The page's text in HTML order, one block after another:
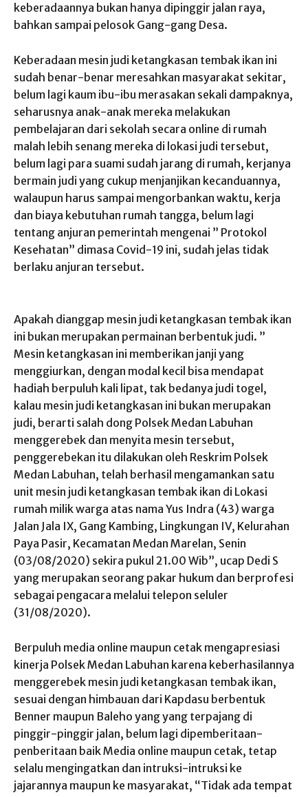
keberadaannya bukan hanya dipinggir jalan raya,
bahkan sampai pelosok Gang-gang Desa.
Keberadaan mesin judi ketangkasan tembak ikan ini
sudah benar-benar meresahkan masyarakat sekitar,
belum lagi kaum ibu-ibu merasakan sekali dampaknya,
seharusnya anak-anak mereka melakukan
pembelajaran dari sekolah secara online di rumah
malah lebih senang mereka di lokasi judi tersebut,
belum lagi para suami sudah jarang di rumah, kerjanya
bermain judi yang cukup menjanjikan kecanduannya,
walaupun harus sampai mengorbankan waktu, kerja
dan biaya kebutuhan rumah tangga, belum lagi
tentang anjuran pemerintah mengenai ” Protokol
Kesehatan” dimasa Covid-19 ini, sudah jelas tidak
berlaku anjuran tersebut.
Apakah dianggap mesin judi ketangkasan tembak ikan
ini bukan merupakan permainan berbentuk judi. ”
Mesin ketangkasan ini memberikan janji yang
menggiurkan, dengan modal kecil bisa mendapat
hadiah berpuluh kali lipat, tak bedanya judi togel,
kalau mesin judi ketangkasan ini bukan merupakan
judi, berarti salah dong Polsek Medan Labuhan
menggerebek dan menyita mesin tersebut,
penggerebekan itu dilakukan oleh Reskrim Polsek
Medan Labuhan, telah berhasil mengamankan satu
unit mesin judi ketangkasan tembak ikan di Lokasi
rumah milik warga atas nama Yus Indra (43) warga
Jalan Jala IX, Gang Kambing, Lingkungan IV, Kelurahan
Paya Pasir, Kecamatan Medan Marelan, Senin
(03/08/2020) sekira pukul 21.00 Wib”, ucap Dedi S
yang merupakan seorang pakar hukum dan berprofesi
sebagai pengacara melalui telepon seluler
(31/08/2020).
Berpuluh media online maupun cetak mengapresiasi
kinerja Polsek Medan Labuhan karena keberhasilannya
menggerebek mesin judi ketangkasan tembak ikan,
sesuai dengan himbauan dari Kapdasu berbentuk
Benner maupun Baleho yang yang terpajang di
pinggir-pinggir jalan, belum lagi dipemberitaan-
penberitaan baik Media online maupun cetak, tetap
selalu mengingatkan dan intruksi-intruksi ke
jajarannya maupun ke masyarakat, “Tidak ada tempat